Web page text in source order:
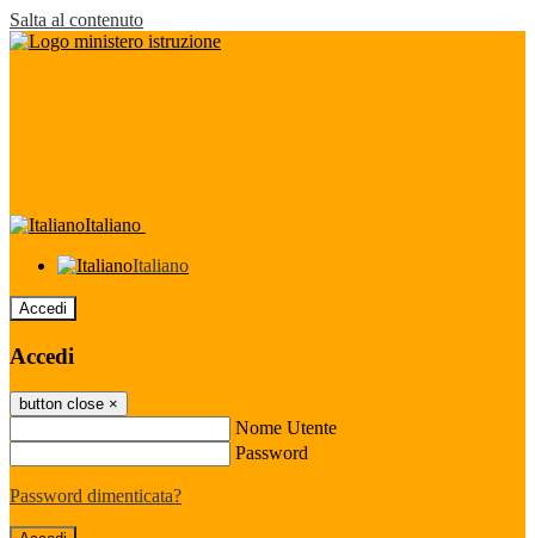
Salta al contenuto
Italiano
Italiano
Accedi
Accedi
button close ×
Nome Utente
Password
Password dimenticata?